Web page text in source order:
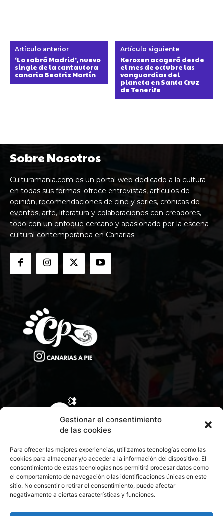
Gestionar el consentimiento
de las cookies
Para ofrecer las mejores experiencias, utilizamos tecnologías como las
cookies para almacenar y/o acceder a la información del dispositivo. El
consentimiento de estas tecnologías nos permitirá procesar datos como
el comportamiento de navegación o las identificaciones únicas en este
sitio. No consentir o retirar el consentimiento, puede afectar
negativamente a ciertas características y funciones.
Artículo anterior
‘Lo sabrá Madrid’, nuevo
single de la cantautora
canaria Beatriz Martín
Artículo siguiente
Keroxen acogerá desde
el mes de octubre las
vanguardias del
planeta en Santa Cruz
de Tenerife
Sobre Nosotros
Culturamania.com es un portal web dedicado a la cultura
en todas sus formas: ofrece entrevistas, artículos de
opinión, recomendaciones de cine y series, crónicas de
eventos, arte, literatura y colaboraciones con creadores,
todo con un enfoque cercano y apasionado por la escena
cultural contemporánea en Canarias.
CONTACTA CON NOSOTROS